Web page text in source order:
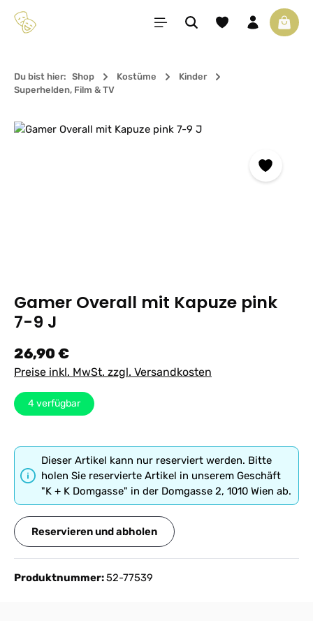
Zum Hauptinhalt springen Du hast 0 Produkte
Du bist hier: Shop Kostüme
Kinder
Superhelden, Film & TV
Bildergalerie überspringen
Gamer Overall mit Kapuze pink
7-9 J
Regulärer Preis:
26,90 €
Preise inkl. MwSt. zzgl. Versandkosten
4verfügbar
Dieser Artikel kann nur reserviert werden. Bitte
holen Sie reservierte Artikel in unserem Geschäft
"K + K Domgasse" in der Domgasse 2, 1010 Wien ab.
Reservieren und abholen
Produktnummer:52-77539